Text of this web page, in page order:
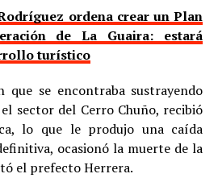
ordena crear un Plan
de La Guaira: estará
turístico
que se encontraba sustrayendo
sector del Cerro Chuño, recibió
lo que le produjo una caída
ocasionó la muerte de la
el prefecto Herrera.